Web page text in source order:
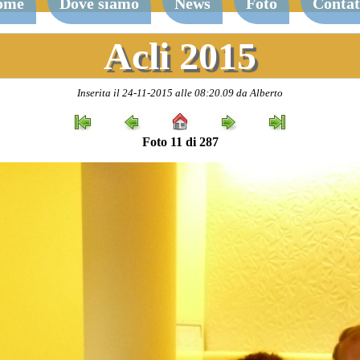
Acli 2015
Inserita il 24-11-2015 alle 08:20.09 da Alberto
Foto 11 di 287